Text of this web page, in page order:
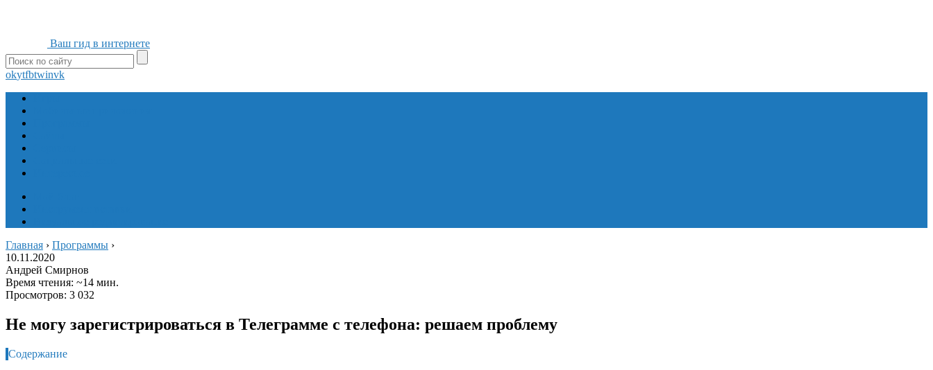
Ваш гид в интернете
okytfbtwinvk
Главная › Программы ›
10.11.2020
Андрей Смирнов
Время чтения: ~14 мин.
Просмотров: 3 032
Не могу зарегистрироваться в Телеграмме с телефона: решаем проблему
Содержание